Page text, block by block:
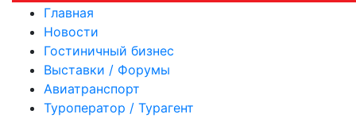
Главная
Новости
Гостиничный бизнес
Выставки / Форумы
Авиатранспорт
Туроператор / Турагент